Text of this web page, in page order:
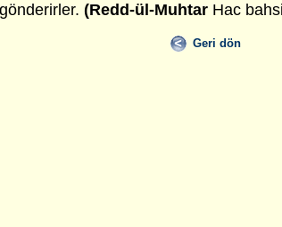
(Redd-ül-Muhtar Hac bahsi
Geri dön